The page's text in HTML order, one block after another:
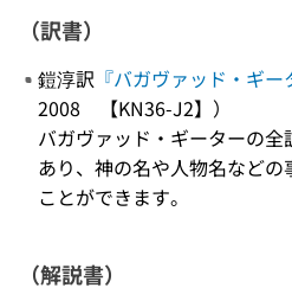
（訳書）
鎧淳訳 『バガヴァッド・ギー
2008 【KN36-J2】）
バガヴァッド・ギーターの
あり、神の名や人物名など
ことができます。
（解説書）